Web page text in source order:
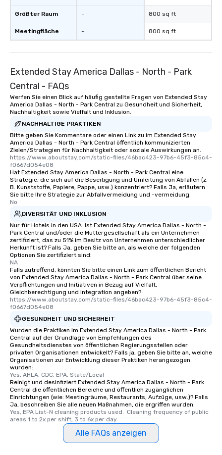
Größter Raum
Meetingfläche
-
-
800 sq ft
800 sq ft
Extended Stay America Dallas - North - Park
Central - FAQs
Werfen Sie einen Blick auf häufig gestellte Fragen von Extended Stay
America Dallas - North - Park Central zu Gesundheit und Sicherheit,
Nachhaltigkeit sowie Vielfalt und Inklusion.
NACHHALTIGE PRAKTIKEN
Bitte geben Sie Kommentare oder einen Link zu im Extended Stay
America Dallas - North - Park Central öffentlich kommunizierten
Zielen/Strategien für Nachhaltigkeit oder soziale Auswirkungen an.
https://www.aboutstay.com/static-files/46bac423-97b6-45f3-85c4-
f0667d054e08
Hat Extended Stay America Dallas - North - Park Central eine
Strategie, die sich auf die Beseitigung und Umleitung von Abfällen (z.
B. Kunststoffe, Papiere, Pappe, usw.) konzentriert? Falls Ja, erläutern
Sie bitte Ihre Strategie zur Abfallvermeidung und -vermeidung.
No
DIVERSITÄT UND INKLUSION
Nur für Hotels in den USA: Ist Extended Stay America Dallas - North -
Park Central und/oder die Muttergesellschaft als ein Unternehmen
zertifiziert, das zu 51% im Besitz von Unternehmen unterschiedlicher
Herkunft ist? Falls Ja, geben Sie bitte an, als welche der folgenden
Optionen Sie zertifiziert sind:
NA
Falls zutreffend, könnten Sie bitte einen Link zum öffentlichen Bericht
von Extended Stay America Dallas - North - Park Central über seine
Verpflichtungen und Initiativen in Bezug auf Vielfalt,
Gleichberechtigung und Integration angeben?
https://www.aboutstay.com/static-files/46bac423-97b6-45f3-85c4-
f0667d054e08
GESUNDHEIT UND SICHERHEIT
Wurden die Praktiken im Extended Stay America Dallas - North - Park
Central auf der Grundlage von Empfehlungen des
Gesundheitsdienstes von öffentlichen Regierungsstellen oder
privaten Organisationen entwickelt? Falls ja, geben Sie bitte an, welche
Organisationen zur Entwicklung dieser Praktiken herangezogen
wurden:
Yes, AHLA, CDC, EPA, State/Local
Reinigt und desinfiziert Extended Stay America Dallas - North - Park
Central die öffentlichen Bereiche und öffentlich zugänglichen
Einrichtungen (wie: Meetingräume, Restaurants, Aufzüge, usw.)? Falls
Ja, beschreiben Sie alle neuen Maßnahmen, die ergriffen wurden.
Yes, EPA List-N cleaning products used.  Cleaning frequency of public
areas 1 to 2x per shift, 3 to 6x per day.
Alle FAQs anzeigen